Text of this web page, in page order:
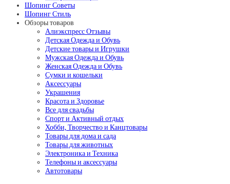
Шопинг Советы
Шопинг Стиль
Обзоры товаров
Алиэкспресс Отзывы
Детская Одежда и Обувь
Детские товары и Игрушки
Мужская Одежда и Обувь
Женская Одежда и Обувь
Сумки и кошельки
Аксессуары
Украшения
Красота и Здоровье
Все для свадьбы
Спорт и Активный отдых
Хобби, Творчество и Канцтовары
Товары для дома и сада
Товары для животных
Электроника и Техника
Телефоны и аксессуары
Автотовары